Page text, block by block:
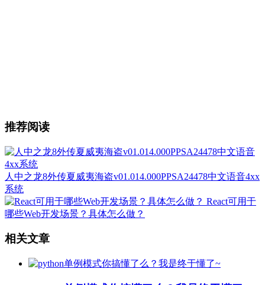
推荐阅读
人中之龙8外传夏威夷海盗v01.014.000PPSA24478中文语音4xx
系统
React可用于
哪些Web开发场景？具体怎么做？
相关文章